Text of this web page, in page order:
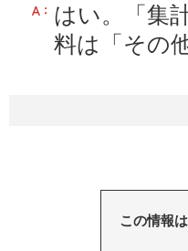
はい。「集
料は「その
この情報